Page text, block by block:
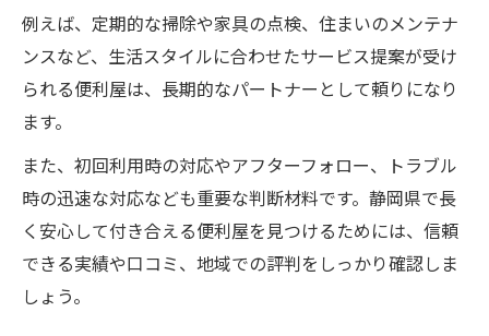
例えば、定期的な掃除や家具の点検、住まいのメンテナ
ンスなど、生活スタイルに合わせたサービス提案が受け
られる便利屋は、長期的なパートナーとして頼りになり
ます。
また、初回利用時の対応やアフターフォロー、トラブル
時の迅速な対応なども重要な判断材料です。静岡県で長
く安心して付き合える便利屋を見つけるためには、信頼
できる実績や口コミ、地域での評判をしっかり確認しま
しょう。